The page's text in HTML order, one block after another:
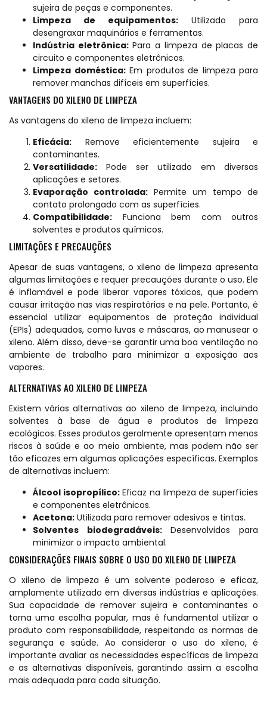
sujeira de peças e componentes.
Limpeza de equipamentos: Utilizado para
desengraxar maquinários e ferramentas.
Indústria eletrônica:Para a limpeza de placas de
circuito e componentes eletrônicos.
Limpeza doméstica:Em produtos de limpeza para
remover manchas difíceis em superfícies.
VANTAGENS DO XILENO DE LIMPEZA
As vantagens do xileno de limpeza incluem:
Eficácia: Remove eficientemente sujeira e
contaminantes.
Versatilidade: Pode ser utilizado em diversas
aplicações e setores.
Evaporação controlada: Permite um tempo de
contato prolongado com as superfícies.
Compatibilidade: Funciona bem com outros
solventes e produtos químicos.
LIMITAÇÕES E PRECAUÇÕES
Apesar de suas vantagens, o xileno de limpeza apresenta
algumas limitações e requer precauções durante o uso. Ele
é inflamável e pode liberar vapores tóxicos, que podem
causar irritação nas vias respiratórias e na pele. Portanto, é
essencial utilizar equipamentos de proteção individual
(EPIs) adequados, como luvas e máscaras, ao manusear o
xileno. Além disso, deve-se garantir uma boa ventilação no
ambiente de trabalho para minimizar a exposição aos
vapores.
ALTERNATIVAS AO XILENO DE LIMPEZA
Existem várias alternativas ao xileno de limpeza, incluindo
solventes à base de água e produtos de limpeza
ecológicos. Esses produtos geralmente apresentam menos
riscos à saúde e ao meio ambiente, mas podem não ser
tão eficazes em algumas aplicações específicas. Exemplos
de alternativas incluem:
Álcool isopropílico:Eficaz na limpeza de superfícies
e componentes eletrônicos.
Acetona: Utilizada para remover adesivos e tintas.
Solventes biodegradáveis:Desenvolvidos para
minimizar o impacto ambiental.
CONSIDERAÇÕES FINAIS SOBRE O USO DO XILENO DE LIMPEZA
O xileno de limpeza é um solvente poderoso e eficaz,
amplamente utilizado em diversas indústrias e aplicações.
Sua capacidade de remover sujeira e contaminantes o
torna uma escolha popular, mas é fundamental utilizar o
produto com responsabilidade, respeitando as normas de
segurança e saúde. Ao considerar o uso do xileno, é
importante avaliar as necessidades específicas de limpeza
e as alternativas disponíveis, garantindo assim a escolha
mais adequada para cada situação.